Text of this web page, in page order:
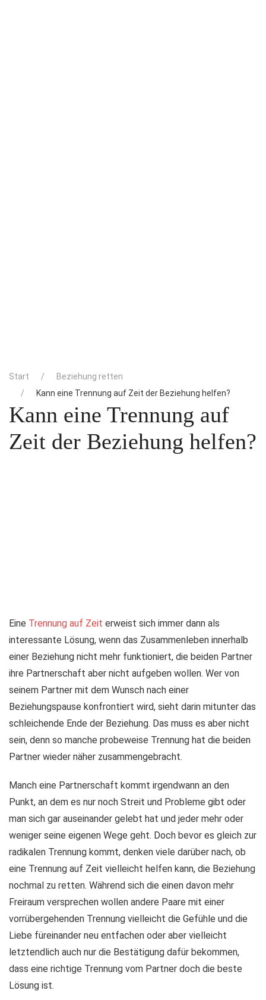
Start
Beziehung retten
Kann eine Trennung auf Zeit der Beziehung helfen?
Kann eine Trennung auf
Zeit der Beziehung helfen?
Eine Trennung auf Zeit erweist sich immer dann als
interessante Lösung, wenn das Zusammenleben innerhalb
einer Beziehung nicht mehr funktioniert, die beiden Partner
ihre Partnerschaft aber nicht aufgeben wollen. Wer von
seinem Partner mit dem Wunsch nach einer
Beziehungspause konfrontiert wird, sieht darin mitunter das
schleichende Ende der Beziehung. Das muss es aber nicht
sein, denn so manche probeweise Trennung hat die beiden
Partner wieder näher zusammengebracht.
Manch eine Partnerschaft kommt irgendwann an den
Punkt, an dem es nur noch Streit und Probleme gibt oder
man sich gar auseinander gelebt hat und jeder mehr oder
weniger seine eigenen Wege geht. Doch bevor es gleich zur
radikalen Trennung kommt, denken viele darüber nach, ob
eine Trennung auf Zeit vielleicht helfen kann, die Beziehung
nochmal zu retten. Während sich die einen davon mehr
Freiraum versprechen wollen andere Paare mit einer
vorrübergehenden Trennung vielleicht die Gefühle und die
Liebe füreinander neu entfachen oder aber vielleicht
letztendlich auch nur die Bestätigung dafür bekommen,
dass eine richtige Trennung vom Partner doch die beste
Lösung ist.